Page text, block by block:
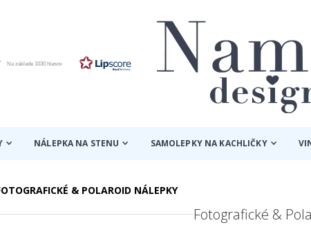
Na základe 1030 hlasov
NÁLEPKA NA STENU SAMOLEPKY NA KACHLIČKY
& POLAROID NÁLEPKY
Fotografické &